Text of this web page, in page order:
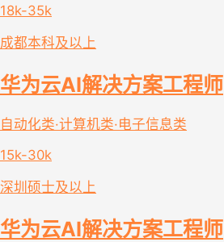
18k-35k
成都本科及以上
华为云AI解决方案工程师
自动化类·计算机类·电子信息类
15k-30k
深圳 硕士及以上
华为云AI解决方案工程师